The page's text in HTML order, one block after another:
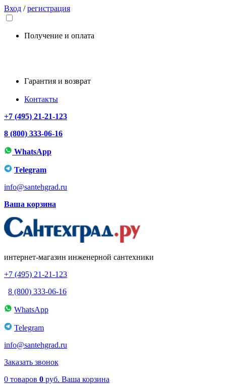
Вход /регистрация
Получение и оплата
Гарантия и возврат
Контакты
+7 (495) 21-21-123
8 (800) 333-06-16
WhatsApp
Telegram
info@santehgrad.ru
Ваша корзина
интернет-магазин инженерной сантехники
+7 (495) 21-21-123
8 (800) 333-06-16
WhatsApp
Telegram
info@santehgrad.ru
Заказать звонок
0 товаров 0 руб. Ваша корзина